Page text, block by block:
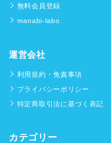
無料会員登録
manabi-labo
運営会社
利用規約・免責事項
プライバシーポリシー
特定商取引法に基づく表記
カテゴリー